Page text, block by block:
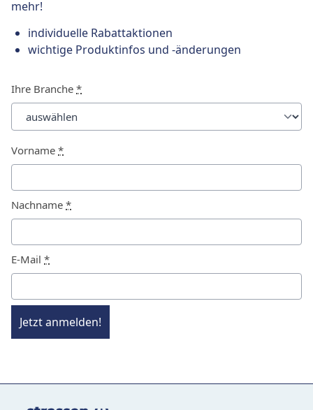
mehr!
individuelle Rabattaktionen
wichtige Produktinfos und -änderungen
Ihre Branche *
Vorname *
Nachname *
E-Mail *
Jetzt anmelden!